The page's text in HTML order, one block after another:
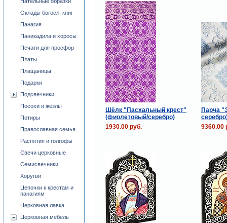
Шёлк "Пасхальный крест"
(фиолетовый/серебро)
Парча
1930.00 руб.
9360.00
Оклады богосл. книг
Панагия
Паникадила и хоросы
Печати для просфор
Платы
Плащаницы
Подарки
Подсвечники
Посохи и жезлы
Потиры
Православная семья
Распятия и голгофы
Свечи церковные
Семисвечники
Хоругви
Цепочки к крестам и
панагиям
Церковная лавка
Церковная мебель